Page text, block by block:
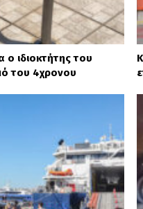
ο ιδιοκτήτης του
του 4χρονου